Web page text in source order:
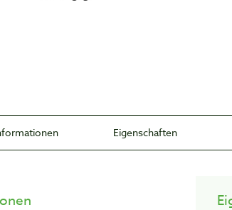
Eigenschaften